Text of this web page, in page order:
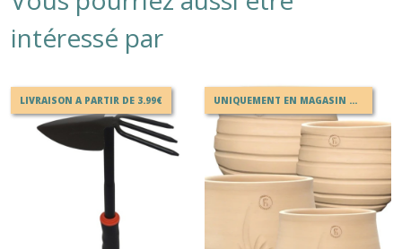
intéressé par
LIVRAISON A PARTIR DE 3.99€ UNIQUEMENT EN MAGASIN OU EN DRIVE